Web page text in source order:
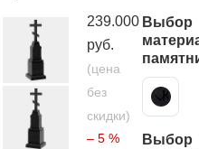
239.000
руб.
(цена
без
скидки)
– 5 %
Выбор
Карельский гранит
Выбор